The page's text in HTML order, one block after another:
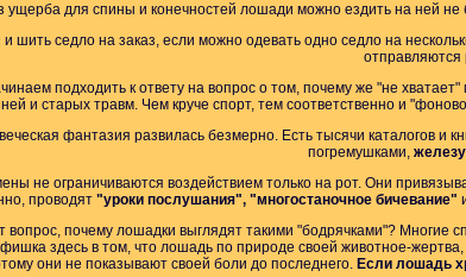
ущерба для спины и конечностей лошади можно ездить на ней
и шить седло на заказ, если можно одевать одно седло на
отправляются
подходить к ответу на вопрос о том, почему же "не
и старых травм. Чем круче спорт, тем соответственно и
фантазия развилась безмерно. Есть тысячи каталогов
погремушками,
не ограничиваются воздействием только на рот. Они
проводят "уроки послушания", "многостаночное бичевание"
вопрос, почему лошадки выглядят такими "бодрячками"? Многие
здесь в том, что лошадь по природе своей животное-
они не показывают своей боли до последнего. Если лошадь